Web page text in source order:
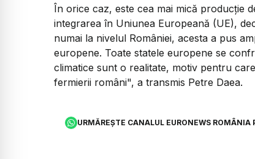
În orice caz, este cea mai mică producţie
integrarea în Uniunea Europeană (UE),
numai la nivelul României, acesta a pus
europene. Toate statele europene se
climatice sunt o realitate, motiv pentru
fermierii români", a transmis Petre Daea.
URMĂREȘTE CANALUL EURONEWS ROMÂNIA